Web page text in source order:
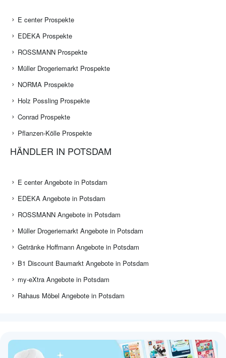
E center Prospekte
EDEKA Prospekte
ROSSMANN Prospekte
Müller Drogeriemarkt Prospekte
NORMA Prospekte
Holz Possling Prospekte
Conrad Prospekte
Pflanzen-Kölle Prospekte
HÄNDLER IN POTSDAM
E center Angebote in Potsdam
EDEKA Angebote in Potsdam
ROSSMANN Angebote in Potsdam
Müller Drogeriemarkt Angebote in Potsdam
Getränke Hoffmann Angebote in Potsdam
B1 Discount Baumarkt Angebote in Potsdam
my-eXtra Angebote in Potsdam
Rahaus Möbel Angebote in Potsdam